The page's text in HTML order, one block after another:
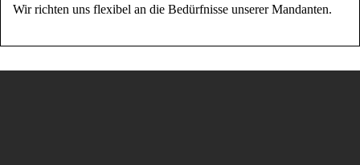
Wir richten uns flexibel an die Bedürfnisse unserer Mandanten.